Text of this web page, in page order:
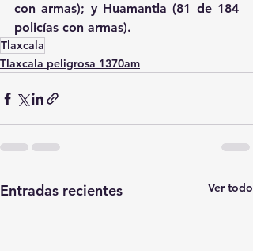
con armas); y Huamantla (81 de 184
policías con armas).
Tlaxcala
Tlaxcala peligrosa 1370am
Entradas recientes Ver todo